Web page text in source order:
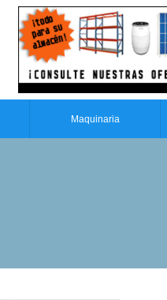
Maquinaria